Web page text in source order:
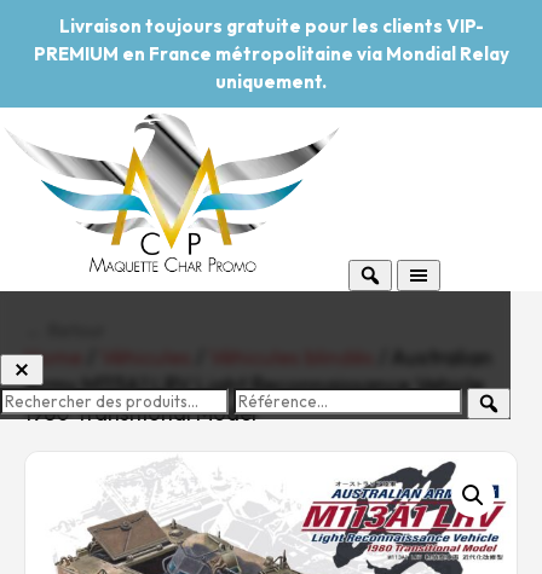
Livraison toujours gratuite pour les clients VIP-
PREMIUM en France métropolitaine via Mondial Relay
uniquement.
Pouvoir d'achat
Rechercher des produits...
Home
Army M113A1 LRV Light Reconnaissance Vehicle
1980 Transitional Model